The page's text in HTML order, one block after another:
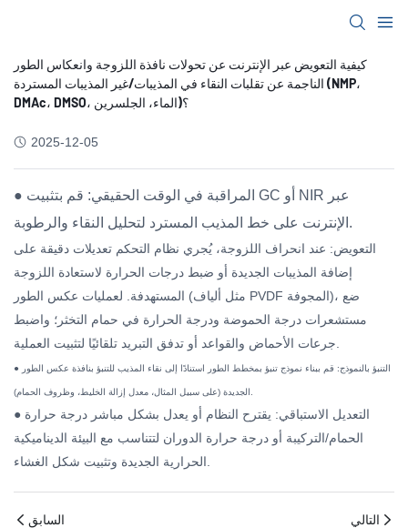
كيفية التعويض عبر الإنترنت عن تحولات نافذة اللزوجة وانعكاس الطور
الناجمة عن تقلبات النقاء في المذيبات/غير المذيبات المستردة (NMP،
DMAc، DMSO، الماء، الجلسرين)؟
2025-12-05
● المراقبة في الوقت الحقيقي: قم بتثبيت GC أو NIR عبر
الإنترنت على خط المذيب المسترد لتحليل النقاء والرطوبة.
التعويض: عند انحراف اللزوجة، يُجري نظام التحكم تعديلات دقيقة على
إضافة المذيبات الجديدة أو ضبط درجات الحرارة لاستعادة اللزوجة
المستهدفة. لعمليات عكس الطور (مثل ألياف PVDF المجوفة)، ضع
مستشعرات درجة الحموضة ودرجة الحرارة في حمام التخثر؛ واضبط
● التنبؤ بالنموذج: قم ببناء نموذج تنبؤ بمخطط الطور استنادًا إلى نقاء المذيب للتنبؤ بنافذة عكس الطور
● التعديل الاستباقي: يقترح النظام أو يعدل بشكل مباشر درجة حرارة
الحمام/التركيبة أو درجة حرارة الدوران لتتناسب مع البيئة الديناميكية
السابق التالي